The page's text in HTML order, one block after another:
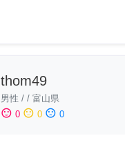
thom49
男性 / / 富山県
sentiment_satisfied 0 sentiment_neutral 0 sentiment_dissatisfied 0